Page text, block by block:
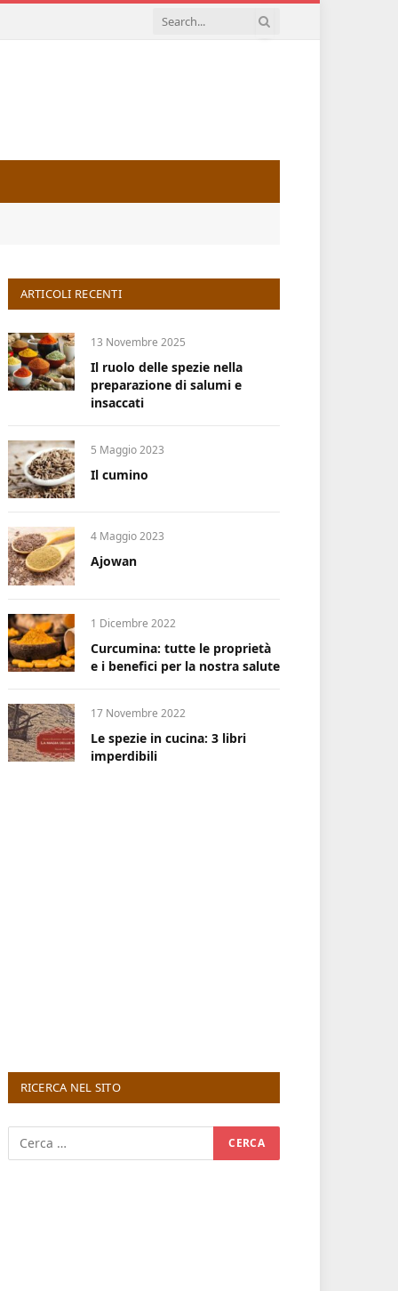
ARTICOLI RECENTI
13 Novembre 2025
Il ruolo delle spezie nella
preparazione di salumi e
insaccati
5 Maggio 2023
Il cumino
4 Maggio 2023
Ajowan
1 Dicembre 2022
Curcumina: tutte le proprietà
e i benefici per la nostra salute
17 Novembre 2022
Le spezie in cucina: 3 libri
imperdibili
RICERCA NEL SITO